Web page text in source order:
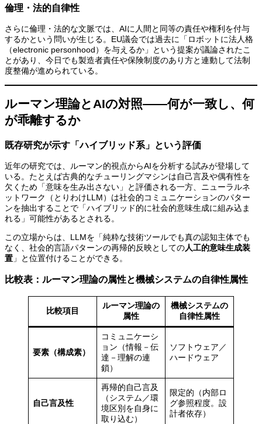
倫理・法的自律性
さらに倫理・法的な文脈では、AIに人間と同等の責任や権利を付与
するかという問いが生じる。EU議会では過去に「ロボットに法人格
（electronic personhood）を与えるか」という提案が議論されたこ
とがあり、今日でも製造者責任や保険制度のあり方と連動して法制
度整備が進められている。
ルーマン理論とAIの対照——何が一致し、何
が乖離するか
既存研究が示す「ハイブリッド系」という評価
近年の研究では、ルーマン的視点からAIを分析する試みが登場して
いる。たとえば古典的なチューリングマシンは自己言及や偶有性を
欠くため「意味を生み出さない」と評価される一方、ニューラルネ
ットワーク（とりわけLLM）は社会的コミュニケーションのパター
ンを抽出することで「ハイブリッド的に社会的意味生成に組み込ま
れる」可能性があるとされる。
この立場からは、LLMを「純粋な技術ツールでも真の認知主体でも
なく、社会的言語パターンの再帰的反映としての人工的意味生成装
置 」と位置付けることができる。
比較表：ルーマン理論の属性と機械システムの自律性属性
比較項目
ルーマン理論の
属性
機械システムの
自律性属性
要素（構成素）
コミュニケーシ
ョン（情報－伝
達－理解の連
鎖）
ソフトウェア／
ハードウェア
自己言及性
再帰的自己言及
（システム／環
境区別を自身に
取り込む）
限定的（内部ロ
グ参照程度。設
計者依存）